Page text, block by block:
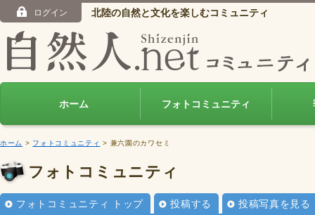
ログイン 北陸の自然と文化を楽しむコミュニティ
ホーム フォトコミュニティ
ホーム > フォトコミュニティ > 兼六園のカワセミ
フォトコミュニティ
フォトコミュニティ トップ 投稿する 投稿写真を見る